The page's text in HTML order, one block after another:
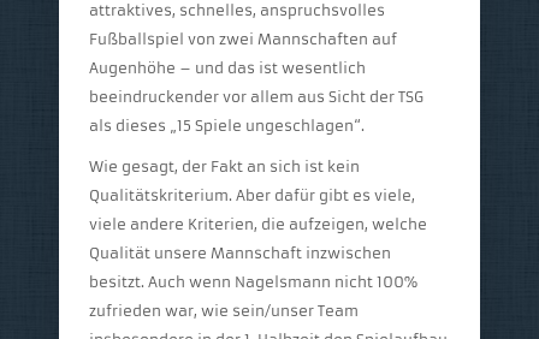
attraktives, schnelles, anspruchsvolles
Fußballspiel von zwei Mannschaften auf
Augenhöhe – und das ist wesentlich
beeindruckender vor allem aus Sicht der TSG
als dieses „15 Spiele ungeschlagen“.
Wie gesagt, der Fakt an sich ist kein
Qualitätskriterium. Aber dafür gibt es viele,
viele andere Kriterien, die aufzeigen, welche
Qualität unsere Mannschaft inzwischen
besitzt. Auch wenn Nagelsmann nicht 100%
zufrieden war, wie sein/unser Team